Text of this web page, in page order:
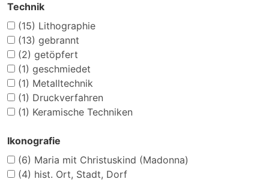
Technik
(15) Lithographie
(13) gebrannt
(2) getöpfert
(1) geschmiedet
(1) Metalltechnik
(1) Druckverfahren
(1) Keramische Techniken
Ikonografie
(6) Maria mit Christuskind (Madonna)
(4) hist. Ort, Stadt, Dorf